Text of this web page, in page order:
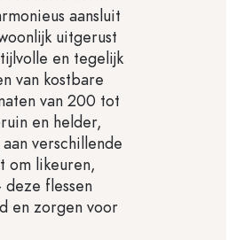
aansluit
uitgerust
en tegelijk
van kostbare
van 200 tot
en helder,
verschillende
om likeuren,
flessen
en zorgen voor